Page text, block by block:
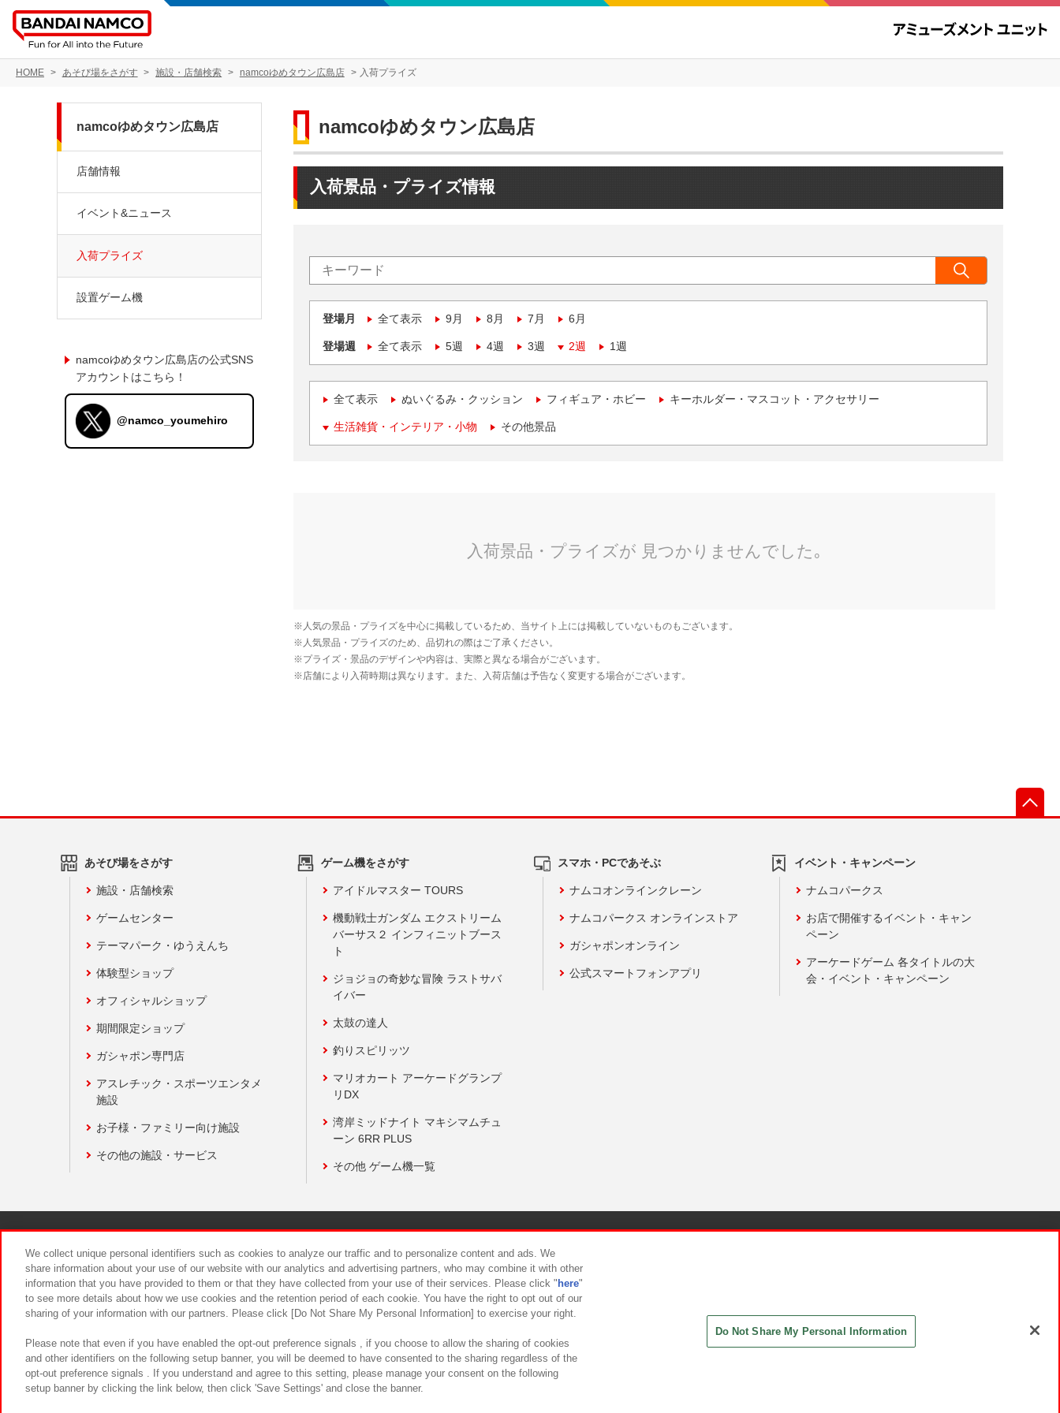
HOME あそび場をさがす 施設・店舗検索 namcoゆめタウン広島店 入荷プライズ
namcoゆめタウン広島店
入荷景品・プライズ情報
登場月 全て表示 9月 8月 7月 6月
登場週 全て表示 5週 4週 3週 2週 1週
全て表示 ぬいぐるみ・クッション フィギュア・ホビー キーホルダー・マスコット・アクセサリー
生活雑貨・インテリア・小物 その他景品
namcoゆめタウン広島店
店舗情報
イベント&ニュース
入荷プライズ
設置ゲーム機
namcoゆめタウン広島店の公式SNS
アカウントはこちら！
@namco_youmehiro
あそび場をさがす
施設・店舗検索
ゲームセンター
テーマパーク・ゆうえんち
体験型ショップ
オフィシャルショップ
期間限定ショップ
ガシャポン専門店
アスレチック・スポーツエンタメ
施設
お子様・ファミリー向け施設
その他の施設・サービス
ゲーム機をさがす
アイドルマスター TOURS
機動戦士ガンダム エクストリーム
バーサス２ インフィニットブース
ト
ジョジョの奇妙な冒険 ラストサバ
イバー
太鼓の達人
釣りスピリッツ
マリオカート アーケードグランプ
リDX
湾岸ミッドナイト マキシマムチュ
ーン 6RR PLUS
その他 ゲーム機一覧
スマホ・PCであそぶ
ナムコオンラインクレーン
ナムコパークス オンラインストア
ガシャポンオンライン
公式スマートフォンアプリ
イベント・キャンペーン
ナムコパークス
お店で開催するイベント・キャン
ペーン
アーケードゲーム 各タイトルの大
会・イベント・キャンペーン
食品のご提供について カスタマーハラスメント対応方針
We collect unique personal identifiers such as cookies to analyze our traffic and to personalize content and ads. We
share information about your use of our website with our analytics and advertising partners, who may combine it with other
information that you have provided to them or that they have collected from your use of their services. Please click " here"
to see more details about how we use cookies and the retention period of each cookie. You have the right to opt out of our
sharing of your information with our partners. Please click [Do Not Share My Personal Information] to exercise your right.
Please note that even if you have enabled the opt-out preference signals , if you choose to allow the sharing of cookies
and other identifiers on the following setup banner, you will be deemed to have consented to the sharing regardless of the
opt-out preference signals . If you understand and agree to this setting, please manage your consent on the following
setup banner by clicking the link below, then click 'Save Settings' and close the banner.
Do Not Share My Personal Information